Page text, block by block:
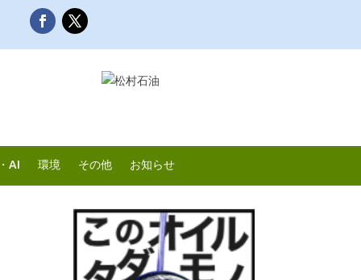
AI 環境 その他 お知らせ